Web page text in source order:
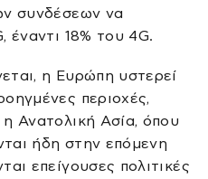
συνδέσεων να
έναντι 18% του 4G.
η Ευρώπη υστερεί
περιοχές,
Ανατολική Ασία, όπου
ήδη στην επόμενη
επείγουσες πολιτικές